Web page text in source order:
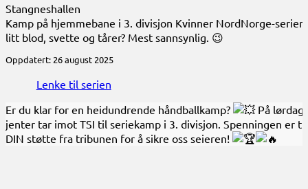
Stangneshallen
Kamp på hjemmebane i 3. divisjon Kvinner NordNorge-
litt blod, svette og tårer? Mest sannsynlig. 😉
Oppdatert: 26 august 2025
Lenke til serien
Er du klar for en heidundrende håndballkamp?
På lørdag
jenter tar imot TSI til seriekamp i 3. divisjon. Spenningen er
DIN støtte fra tribunen for å sikre oss seieren!